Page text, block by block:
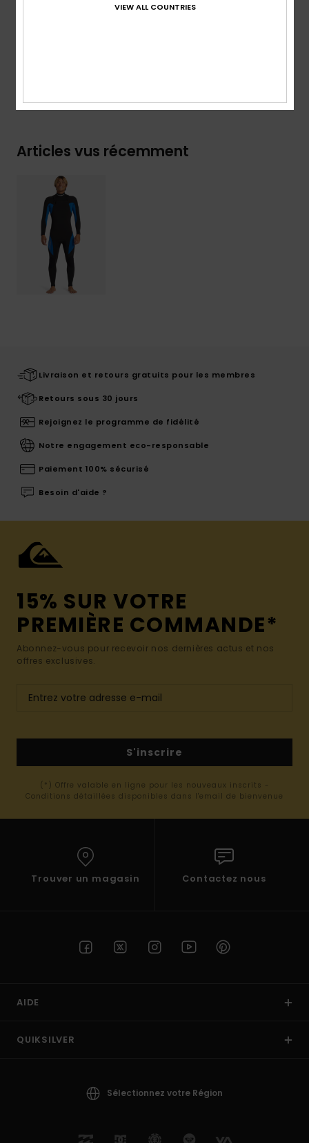
Articles vus récemment
Livraison et retours gratuits pour les membres
Retours sous 30 jours
Rejoignez le programme de fidélité
Notre engagement eco-responsable
Paiement 100% sécurisé
Besoin d'aide ?
15% SUR VOTRE
PREMIÈRE COMMANDE*
Abonnez-vous pour recevoir nos dernières actus et nos
offres exclusives.
S'inscrire
(*) Offre valable en ligne pour les nouveaux inscrits -
Conditions détaillées disponibles dans l'email de bienvenue
Trouver un magasin Contactez nous
AIDE
QUIKSILVER
Sélectionnez votre Région
VIEW ALL COUNTRIES